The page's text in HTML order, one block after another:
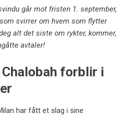
går mot fristen 1. september,
svirrer om hvem som flytter
alt det siste om rykter, kommer,
avtaler!
Chalobah forblir i
har fått et slag i sine